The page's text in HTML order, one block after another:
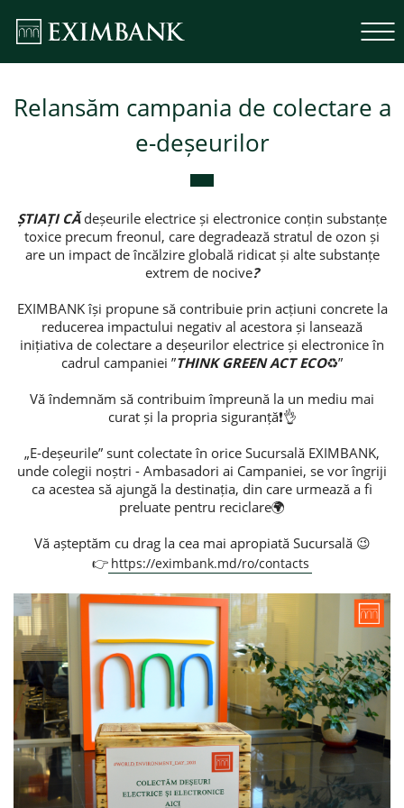
Consumer loan
Mortgage loans
Relansăm campania de colectare a
e-deșeurilor
ȘTIAȚI CĂdeșeurile electrice și electronice conțin substanțe
toxice precum freonul, care degradează stratul de ozon și
are un impact de încălzire globală ridicat și alte substanțe
extrem de nocive?
EXIMBANK își propune să contribuie prin acțiuni concrete la
reducerea impactului negativ al acestora și lansează
inițiativa de colectare a deșeurilor electrice și electronice în
cadrul campaniei ”THINK GREEN ACT ECO♻️”
Vă îndemnăm să contribuim împreună la un mediu mai
curat și la propria siguranță❗️👌
„E-deșeurile” sunt colectate în orice Sucursală EXIMBANK,
unde colegii noștri - Ambasadori ai Campaniei, se vor îngriji
ca acestea să ajungă la destinația, din care urmează a fi
preluate pentru reciclare🌍
Vă așteptăm cu drag la cea mai apropiată Sucursală 😉
👉 https://eximbank.md/ro/contacts